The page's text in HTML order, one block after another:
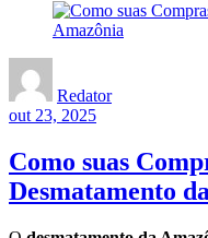
Redator
out 23, 2025
Como suas
Desmatamento